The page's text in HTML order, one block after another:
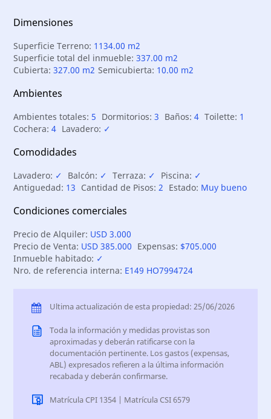
Dimensiones
Superficie Terreno: 1134.00 m2
Superficie total del inmueble:337.00 m2
Cubierta:327.00 m2 Semicubierta: 10.00 m2
Ambientes
Ambientes totales: 5 Dormitorios:3 Baños:4 Toilette: 1
Cochera:4 Lavadero: ✓
Comodidades
Lavadero: ✓ Balcón: ✓ Terraza: ✓ Piscina: ✓
Antiguedad: 13 Cantidad de Pisos:2 Estado: Muy bueno
Condiciones comerciales
Precio de Alquiler: USD 3.000
Precio de Venta: USD 385.000 Expensas: $705.000
Inmueble habitado: ✓
Nro. de referencia interna: E149 HO7994724
Ultima actualización de esta propiedad: 25/06/2026
Toda la información y medidas provistas son
aproximadas y deberán ratificarse con la
documentación pertinente. Los gastos (expensas,
ABL) expresados refieren a la última información
recabada y deberán confirmarse.
Matrícula CPI 1354 | Matrícula CSI 6579